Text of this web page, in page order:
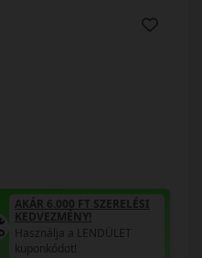
AKÁR 6.000 FT SZERELÉSI
KEDVEZMÉNY!
Használja a LENDÜLET
kuponkódot!